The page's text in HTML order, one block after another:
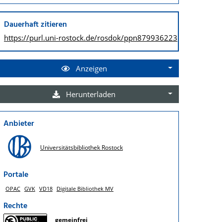
Dauerhaft zitieren
https://purl.uni-rostock.de/rosdok/ppn879936223
Anzeigen
Herunterladen
Anbieter
Universitätsbibliothek Rostock
Portale
OPAC GVK VD18 Digitale Bibliothek MV
Rechte
gemeinfrei